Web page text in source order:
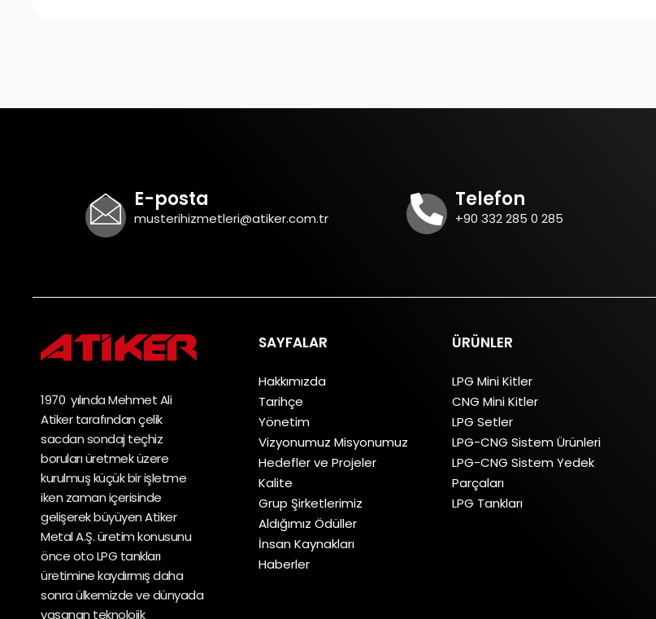
E-posta
musterihizmetleri@atiker.com.tr
Telefon
+90 332 285 0 285
1970 yılında Mehmet Ali
Atiker tarafından çelik
sacdan sondaj teçhiz
boruları üretmek üzere
kurulmuş küçük bir işletme
iken zaman içerisinde
gelişerek büyüyen Atiker
Metal A.Ş. üretim konusunu
önce oto LPG tankları
üretimine kaydırmış daha
sonra ülkemizde ve dünyada
yaşanan teknolojik
SAYFALAR
Hakkımızda
Tarihçe
Yönetim
Vizyonumuz Misyonumuz
Hedefler ve Projeler
Kalite
Grup Şirketlerimiz
Aldığımız Ödüller
İnsan Kaynakları
Haberler
ÜRÜNLER
LPG Mini Kitler
CNG Mini Kitler
LPG Setler
LPG-CNG Sistem Ürünleri
LPG-CNG Sistem Yedek
Parçaları
LPG Tankları